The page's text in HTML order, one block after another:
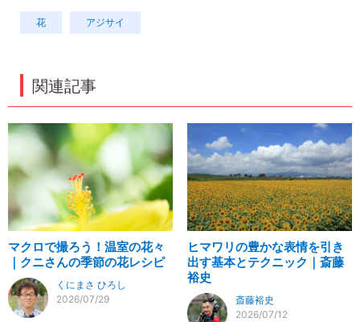
花 アジサイ
関連記事
マクロで撮ろう！温室の花々
｜クニさんの季節の花レシピ
くにまさ ひろし
2026/07/29
ヒマワリの豊かな表情を引き
出す基本とテクニック｜斎藤
裕史
斎藤裕史
2026/07/12